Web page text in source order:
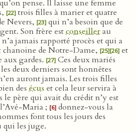
pense. Il laisse une femme
[22] trois filles à marier et quatre
Nevers, [23] qui n’a besoin que de
Son frère estconseillerau
jamais rapporté procès et qui a
chanoine de Notre-Dame, [25][26] et
gardes. [27] Ces deux mariés
deux derniers sont honnêtes
auront jamais. Les trois filles
des écus et cela leur servira à
père qui avait du crédit n’y est
Maria ; [6] donnez-vous la
font tous les jours des
qui les juge.